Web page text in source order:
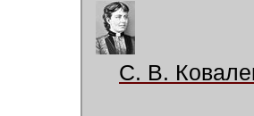
С. В.